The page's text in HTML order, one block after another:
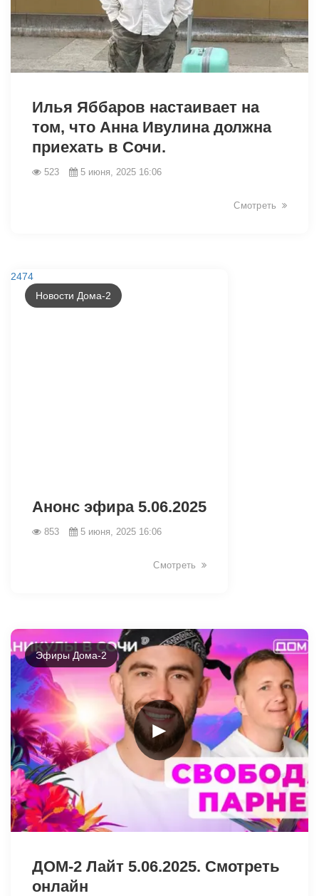
2476
Илья Яббаров настаивает на
том, что Анна Ивулина должна
приехать в Сочи.
523 5 июня, 2025 16:06
Смотреть
2474
Новости Дома-2
Анонс эфира 5.06.2025
853 5 июня, 2025 16:06
Смотреть
►
Эфиры Дома-2
ДОМ-2 Лайт 5.06.2025. Смотреть
онлайн